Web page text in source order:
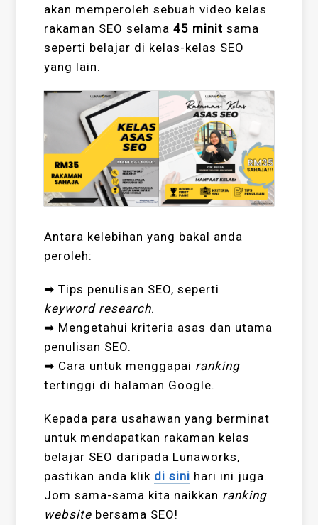
akan memperoleh sebuah video kelas
rakaman SEO selama45 minit sama
seperti belajar di kelas-kelas SEO
yang lain.
Antara kelebihan yang bakal anda
peroleh:
➡ Tips penulisan SEO, seperti
keyword research.
➡ Mengetahui kriteria asas dan utama
penulisan SEO.
➡ Cara untuk menggapai ranking
tertinggi di halaman Google.
Kepada para usahawan yang berminat
untuk mendapatkan rakaman kelas
belajar SEO daripada Lunaworks,
pastikan anda klik di sini hari ini juga.
Jom sama-sama kita naikkan ranking
website bersama SEO!